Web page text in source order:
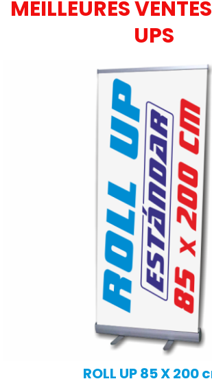
MEILLEURES
UPS
ROLL UP 85 X 200